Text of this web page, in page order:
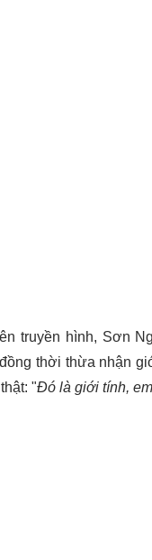
truyền hình, Sơn
thời thừa nhận
"Đó là giới tính,